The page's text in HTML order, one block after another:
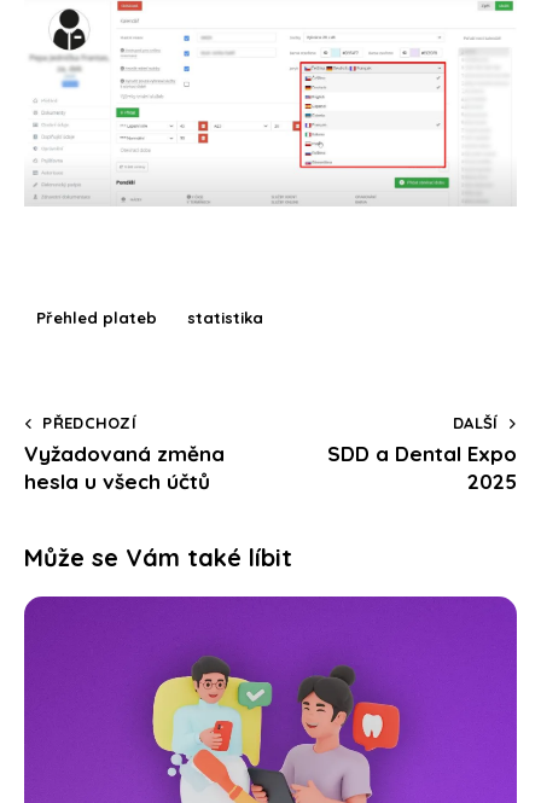
Přehled plateb statistika
PŘEDCHOZÍ
Vyžadovaná změna
hesla u všech účtů
DALŠÍ
SDD a Dental Expo
2025
Může se Vám také líbit